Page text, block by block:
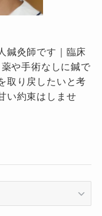
鍼灸師です｜臨床
や手術なしに鍼で
取り戻したいと考
い約束はしませ